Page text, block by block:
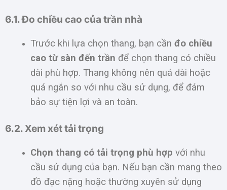
6.1. Đo chiều cao của trần nhà
Trước khi lựa chọn thang, bạn cần đo chiều
cao từ sàn đến trần để chọn thang có chiều
dài phù hợp. Thang không nên quá dài hoặc
quá ngắn so với nhu cầu sử dụng, để đảm
bảo sự tiện lợi và an toàn.
6.2. Xem xét tải trọng
Chọn thang có tải trọng phù hợp với nhu
cầu sử dụng của bạn. Nếu bạn cần mang theo
đồ đạc nặng hoặc thường xuyên sử dụng